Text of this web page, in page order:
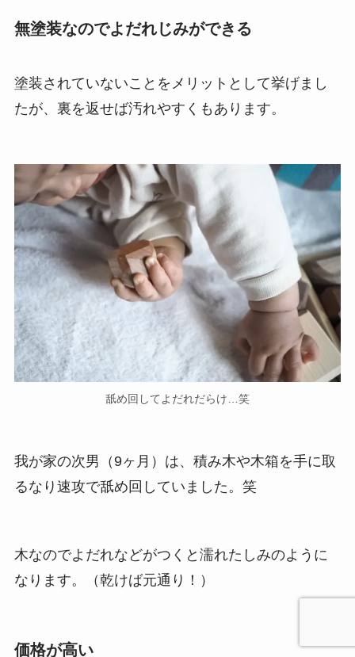
無塗装なのでよだれじみができる
塗装されていないことをメリットとして挙げまし
たが、裏を返せば汚れやすくもあります。
舐め回してよだれだらけ…笑
我が家の次男（9ヶ月）は、積み木や木箱を手に取
るなり速攻で舐め回していました。笑
木なのでよだれなどがつくと濡れたしみのように
なります。（乾けば元通り！）
価格が高い